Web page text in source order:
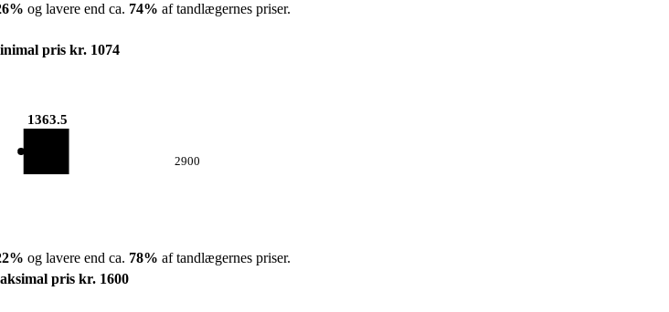
% og lavere end ca. 74% af tandlægernes priser.
pris kr. 1074
1363.5
2900
% og lavere end ca. 78% af tandlægernes priser.
pris kr. 1600